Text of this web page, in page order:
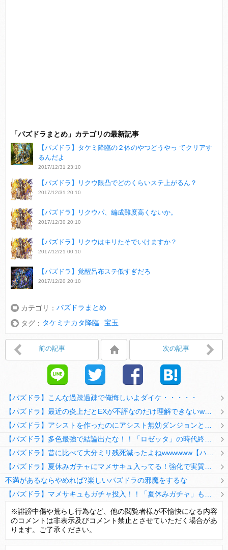
「パズドラまとめ」カテゴリの最新記事
【パズドラ】タケミ降臨の２体のやつどうやっ てクリアす
るんだよ
2017/12/31 23:10
【パズドラ】リクウ限凸でどのくらいステ上がるん？
2017/12/31 20:10
【パズドラ】リクウパ、編成難度高くないか。
2017/12/30 20:10
【パズドラ】リクウはキリたそでいけますか？
2017/12/21 00:10
【パズドラ】覚醒呂布ステ低すぎだろ
2017/12/20 20:10
カテゴリ： パズドラまとめ
タグ： タケミナカタ降臨 宝玉
前の記事 次の記事
【パズドラ】こんな過疎過疎で俺悔しいよダイケ・・・・・
【パズドラ】最近の炎上だとEXが不評なのだけ理解できないwwwwwwww
【パズドラ】アシストを作ったのにアシスト無効ダンジョンとか何考えてるのか理解に苦しむwwwww
【パズドラ】多色最強で結論出たな！！「ロゼッタ」の時代終了ｷﾀ━━━━(ﾟ∀ﾟ)━━━━ｯ!!
【パズドラ】昔に比べて大分ミリ残死減ったよねwwwwww【ハジドラ】
【パズドラ】夏休みガチャにマメサキュ入ってる！強化で実質HP5倍になってるぞ
不満があるならやめれば?楽しいパズドラの邪魔をするな
【パズドラ】マメサキュもガチャ投入！！「夏休みガチャ」もギリギリ調整ｷﾀ━━━━(ﾟ∀ﾟ)━━━━ｯ!!【反応まとめ】
【パズドラ】TB・HEARTSの6人は全員分岐進化とアシスト2種あり！HEARTSエンジェルの進化いいな
変な所でセーブして詰んだゲーム、貴方にはありますか？
※誹謗中傷や荒らし行為など、他の閲覧者様が不愉快になる内容
のコメントは非表示及びコメント禁止とさせていただく場合があ
ります。ご了承ください。